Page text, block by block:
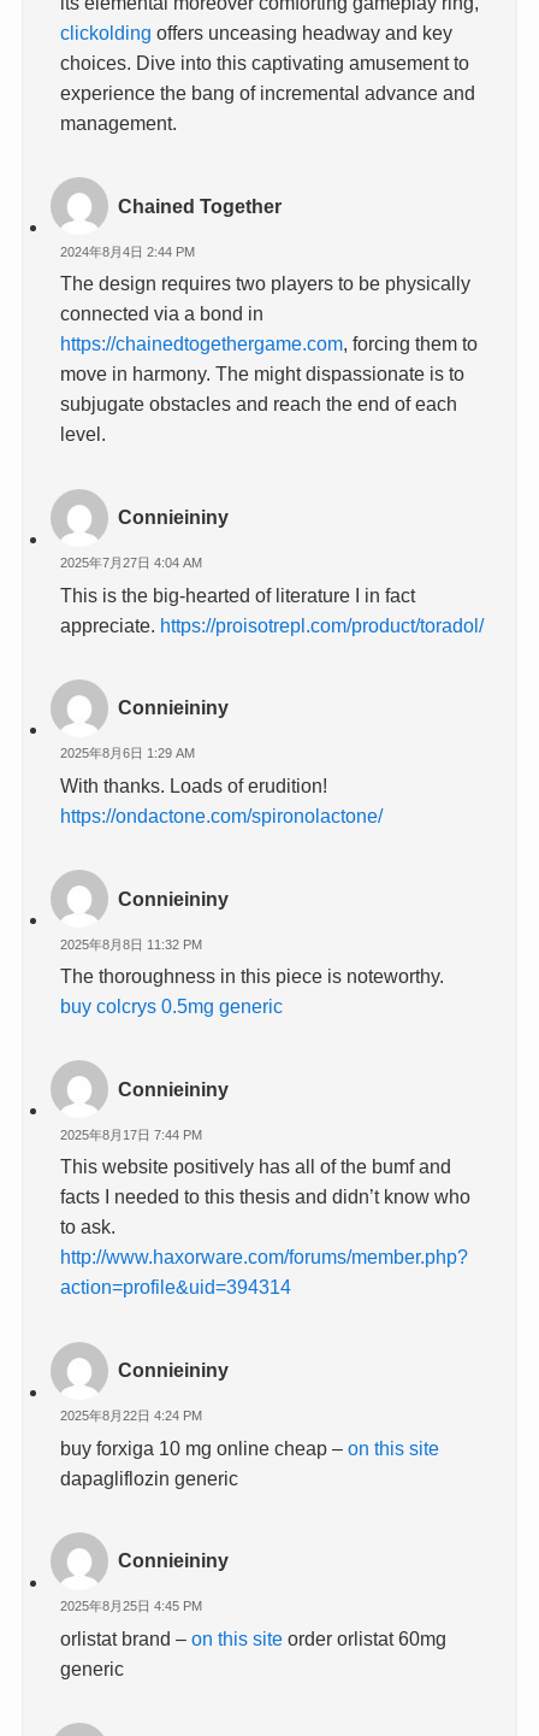
clickolding offers unceasing headway and key
choices. Dive into this captivating amusement to
experience the bang of incremental advance and
management.
Chained Together
2024年8月4日 2:44 PM
The design requires two players to be physically
connected via a bond in
https://chainedtogethergame.com, forcing them to
move in harmony. The might dispassionate is to
subjugate obstacles and reach the end of each
level.
Connieininy
2025年7月27日 4:04 AM
This is the big-hearted of literature I in fact
appreciate. https://proisotrepl.com/product/toradol/
Connieininy
2025年8月6日 1:29 AM
With thanks. Loads of erudition!
https://ondactone.com/spironolactone/
Connieininy
2025年8月8日 11:32 PM
The thoroughness in this piece is noteworthy.
buy colcrys 0.5mg generic
Connieininy
2025年8月17日 7:44 PM
This website positively has all of the bumf and
facts I needed to this thesis and didn’t know who
to ask.
http://www.haxorware.com/forums/member.php?
action=profile&uid=394314
Connieininy
2025年8月22日 4:24 PM
buy forxiga 10 mg online cheap –on this site
dapagliflozin generic
Connieininy
2025年8月25日 4:45 PM
orlistat brand –on this site order orlistat 60mg
generic